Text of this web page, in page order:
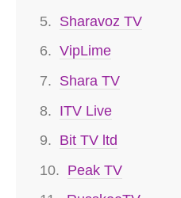
Sharavoz TV
VipLime
Shara TV
ITV Live
Bit TV ltd
Peak TV